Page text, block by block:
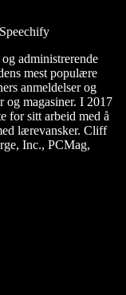
administrerende
mest populære
anmeldelser og
og magasiner. I 2017
for sitt arbeid med å
lærevansker. Cliff
Inc., PCMag,